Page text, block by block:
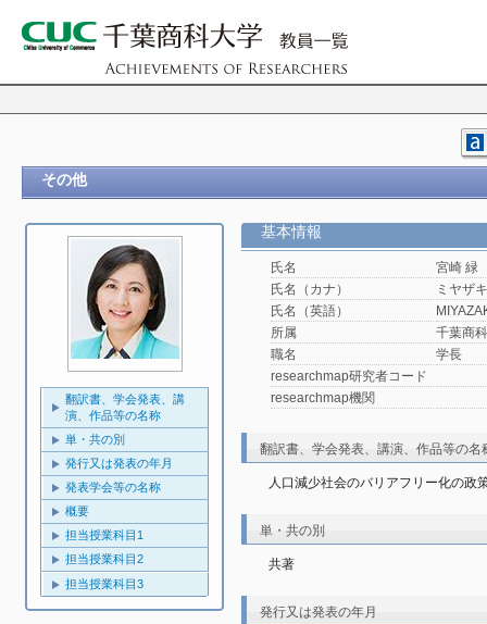
その他
翻訳書、学会発表、講
演、作品等の名称
単・共の別
発行又は発表の年月
発表学会等の名称
概要
担当授業科目1
担当授業科目2
担当授業科目3
基本情報
氏名
宮崎 緑
氏名（カナ）
ミヤザ
氏名（英語）
所属
千葉商
職名
学長
researchmap研究者コード
researchmap機関
翻訳書、学会発表、講演、作品等の名
人口減少社会のバリアフリー化の政
単・共の別
共著
発行又は発表の年月